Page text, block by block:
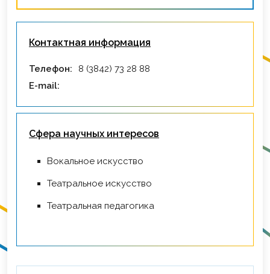
Контактная информация
Телефон:
8 (3842) 73 28 88
E-mail:
Сфера научных интересов
Вокальное искусство
Театральное искусство
Театральная педагогика